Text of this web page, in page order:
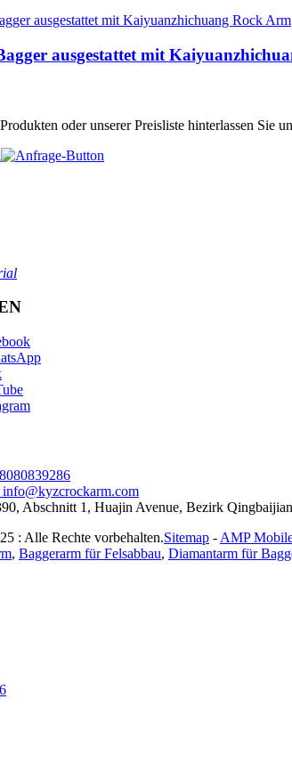
ausgestattet mit
oder unserer Preisliste hinterlassen
Abschnitt 1, Huajin Avenue, Bezirk
: Alle Rechte vorbehalten.Sitemap - AMP
, Baggerarm für Felsabbau, Diamantarm für